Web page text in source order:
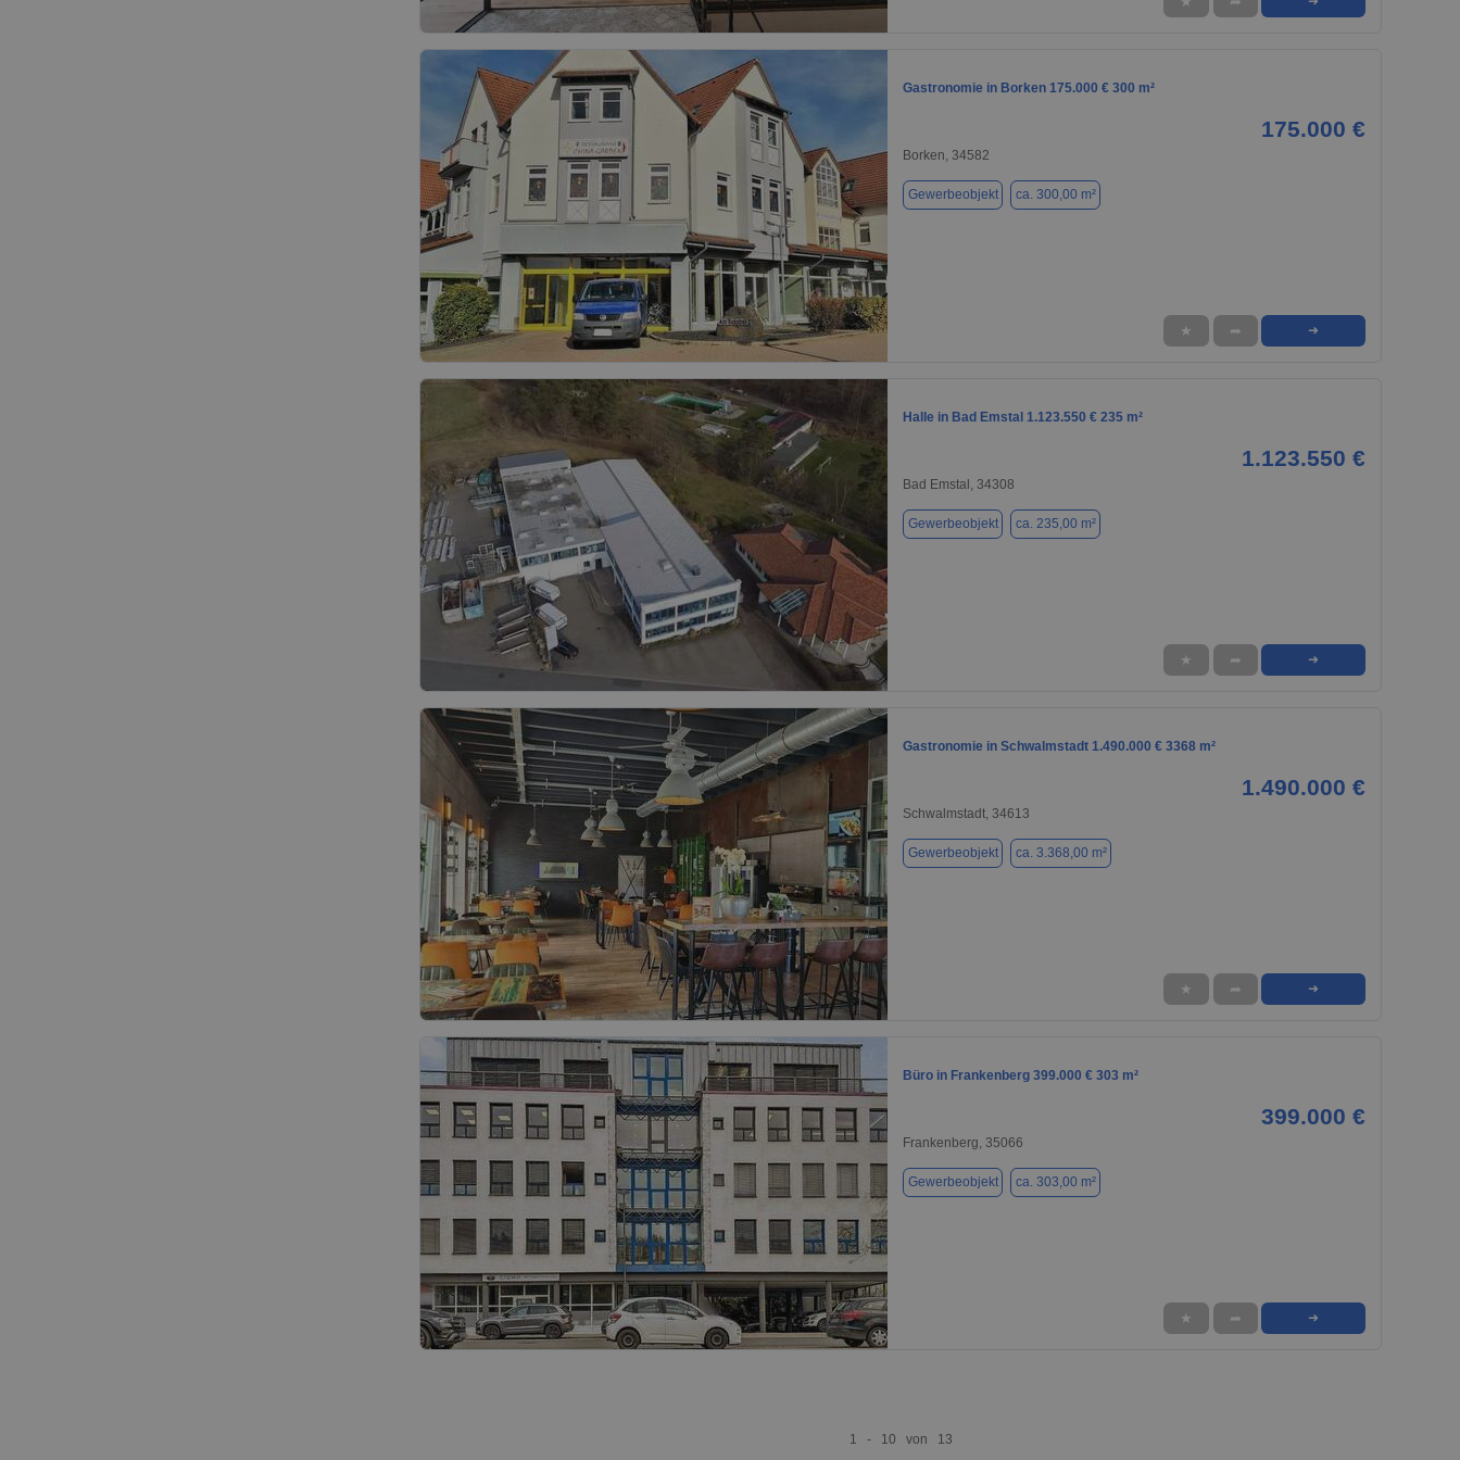
Gastronomie in Borken 175.000 € 300 m²
175.000 €
Borken, 34582
Gewerbeobjekt ca. 300,00 m²
★ ➦ ➜
1 / 1
Halle in Bad Emstal 1.123.550 € 235 m²
1.123.550 €
Bad Emstal, 34308
Gewerbeobjekt ca. 235,00 m²
★ ➦ ➜
1 / 1
Gastronomie in Schwalmstadt 1.490.000 € 3368 m²
1.490.000 €
Schwalmstadt, 34613
Gewerbeobjekt ca. 3.368,00 m²
★ ➦ ➜
1 / 1
Büro in Frankenberg 399.000 € 303 m²
399.000 €
Frankenberg, 35066
Gewerbeobjekt ca. 303,00 m²
★ ➦ ➜
1 - 10 von 13